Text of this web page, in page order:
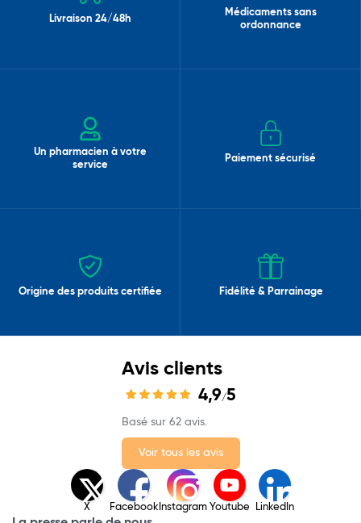
Livraison 24/48h
Médicaments sans
ordonnance
Un pharmacien à votre
service
Paiement sécurisé
Origine des produits certifiée Fidélité & Parrainage
Avis clients
4,9/5
Basé sur 62 avis.
Voir tous les avis
X Facebook Instagram Youtube LinkedIn